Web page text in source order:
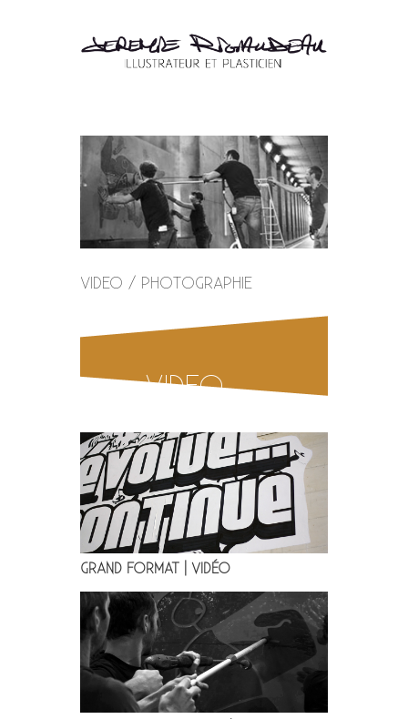
VIDEO / PHOTOGRAPHIE
VIDEO
GRAND FORMAT | VIDÉO